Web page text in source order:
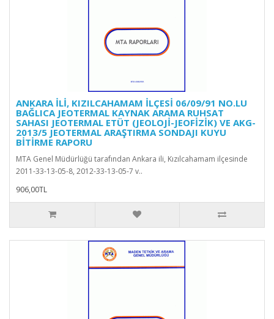
ANKARA İLİ, KIZILCAHAMAM İLÇESİ 06/09/91 NO.LU
BAĞLICA JEOTERMAL KAYNAK ARAMA RUHSAT
SAHASI JEOTERMAL ETÜT (JEOLOJİ-JEOFİZİK) VE AKG-
2013/5 JEOTERMAL ARAŞTIRMA SONDAJI KUYU
BİTİRME RAPORU
MTA Genel Müdürlüğü tarafından Ankara ili, Kızılcahamam ilçesinde
2011-33-13-05-8, 2012-33-13-05-7 v..
906,00TL